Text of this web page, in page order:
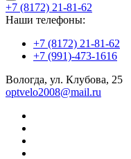
+7 (8172) 21-81-62
Наши телефоны:
+7 (8172) 21-81-62
+7 (991)-473-1616
Вологда, ул. Клубова, 25
optvelo2008@mail.ru